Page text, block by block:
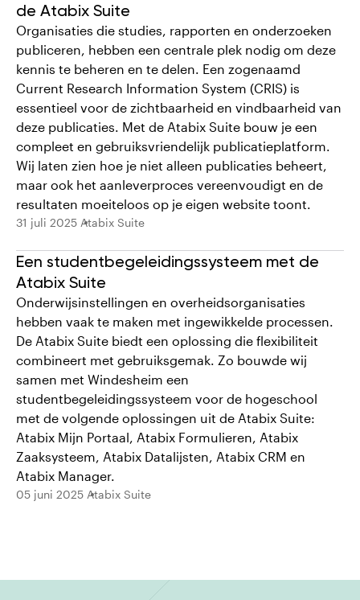
de Atabix Suite
Organisaties die studies, rapporten en onderzoeken
publiceren, hebben een centrale plek nodig om deze
kennis te beheren en te delen. Een zogenaamd
Current Research Information System (CRIS) is
essentieel voor de zichtbaarheid en vindbaarheid van
deze publicaties. Met de Atabix Suite bouw je een
compleet en gebruiksvriendelijk publicatieplatform.
Wij laten zien hoe je niet alleen publicaties beheert,
maar ook het aanleverproces vereenvoudigt en de
resultaten moeiteloos op je eigen website toont.
31 juli 2025 Atabix Suite
Een studentbegeleidingssysteem met de
Atabix Suite
Onderwijsinstellingen en overheidsorganisaties
hebben vaak te maken met ingewikkelde processen.
De Atabix Suite biedt een oplossing die flexibiliteit
combineert met gebruiksgemak. Zo bouwde wij
samen met Windesheim een
studentbegeleidingssysteem voor de hogeschool
met de volgende oplossingen uit de Atabix Suite:
Atabix Mijn Portaal, Atabix Formulieren, Atabix
Zaaksysteem, Atabix Datalijsten, Atabix CRM en
Atabix Manager.
05 juni 2025 Atabix Suite